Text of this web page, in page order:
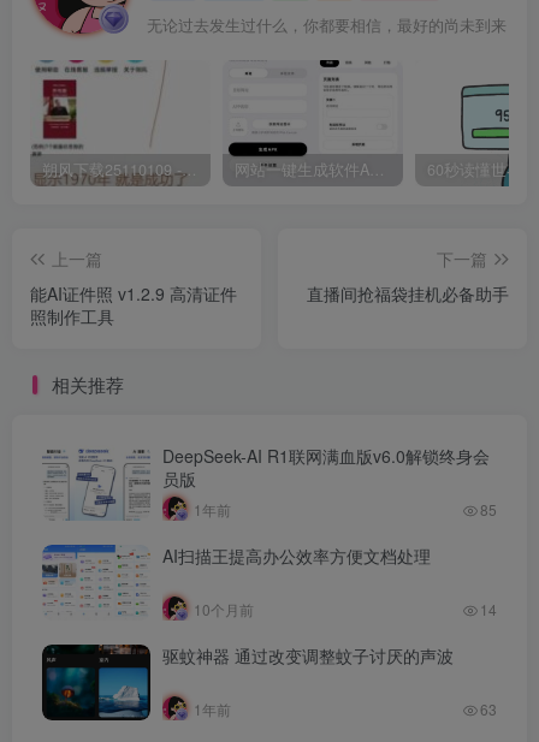
无论过去发生过什么，你都要相信，最好的尚未到来
朔风下载25110109 -磁力下载神器-去VIP限制版本 网站一键生成软件APP 完美版 同时支持打包html文件
上一篇
能AI证件照 v1.2.9 高清证件
照制作工具
下一篇
直播间抢福袋挂机必备助手
相关推荐
DeepSeek-AI R1联网满血版v6.0解锁终身会
员版
1年前 85
AI扫描王提高办公效率方便文档处理
10个月前 14
驱蚊神器 通过改变调整蚊子讨厌的声波
1年前 63